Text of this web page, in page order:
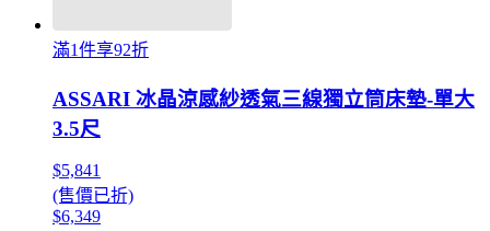
滿1件享92折
ASSARI 冰晶涼感紗透氣三線獨立筒床墊-單大
3.5尺
$5,841
(售價已折)
$6,349